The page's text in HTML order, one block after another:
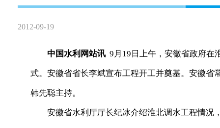
2012-09-19
中国水利网站讯 9月19日上午，安徽省政府在
式。安徽省省长李斌宣布工程开工并奠基。安徽
韩先聪主持。
安徽省水利厅厅长纪冰介绍淮北调水工程情况